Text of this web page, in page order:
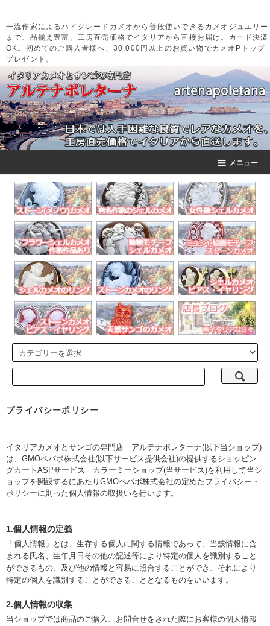
一流作家によるハイグレードカメオから普段使いできるカメオジュエリー
まで、品揃え豊富。工房直売価格でイタリアから直接お届け。カード決済
OK。初めてのご購入者様へ、30,000円以上のお買い物でカメオPトップ
プレゼント。
メニュー
プライバシーポリシー
イタリアカメオとサンゴの専門店 アルテナポレターナ(以下当ショップ)
は、 GMOペパボ株式会社(以下サービス提供会社)の提供するショッピン
グカートASPサービス カラーミーショップ(当サービス)を利用して当シ
ョップを開設するにあたりGMOペパボ株式会社の定めたプライバシー・
ポリシーに則った個人情報の取扱いを行います。
1.個人情報の定義
「個人情報」とは、生存する個人に関する情報であって、当該情報に含
まれる氏名、生年月日その他の記述等により特定の個人を識別すること
ができるもの、及び他の情報と容易に照合することができ、それにより
特定の個人を識別することができることとなるものをいいます。
2.個人情報の収集
当ショップでは商品のご購入、お問合せをされた際にお客様の個人情報